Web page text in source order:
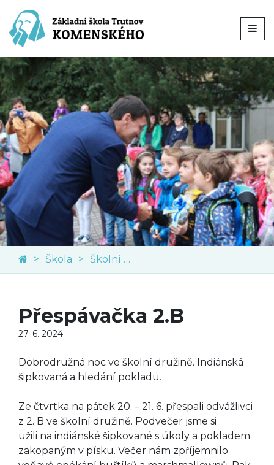
Škola Školní družina a klub
Přespávačka 2.B
27. 6. 2024
Dobrodružná noc ve školní družině. Indiánská
šipkovaná a hledání pokladu.
Ze čtvrtka na pátek 20. – 21. 6. přespali odvážlivci
z 2. B ve školní družině. Podvečer jsme si
užili na indiánské šipkované s úkoly a pokladem
zakopaným v písku. Večer nám zpříjemnilo